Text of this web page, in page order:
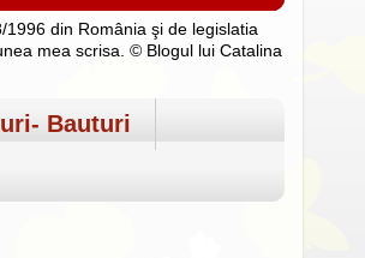
din România şi de legislatia
mea scrisa. © Blogul lui Catalina
Bauturi